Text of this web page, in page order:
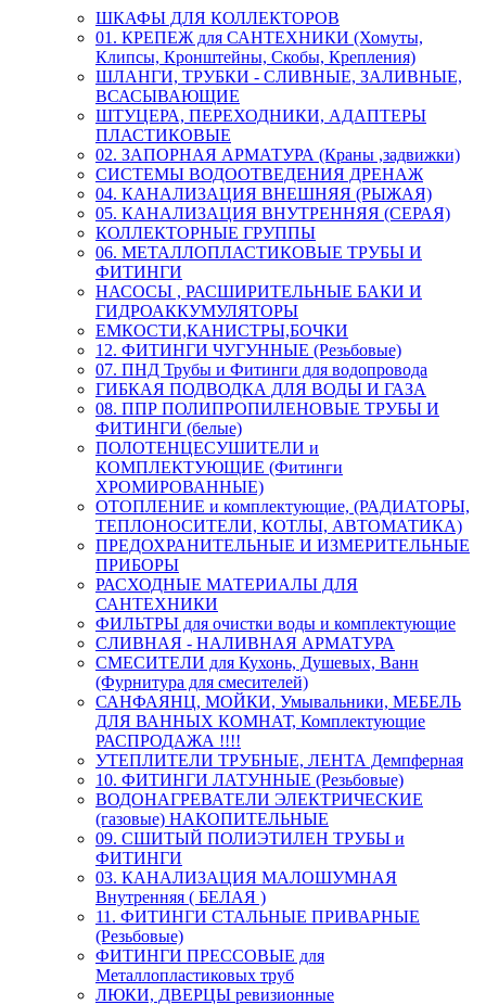
ШКАФЫ ДЛЯ КОЛЛЕКТОРОВ
01. КРЕПЕЖ для САНТЕХНИКИ (Хомуты,
Клипсы, Кронштейны, Скобы, Крепления)
ШЛАНГИ, ТРУБКИ - СЛИВНЫЕ, ЗАЛИВНЫЕ,
ВСАСЫВАЮЩИЕ
ШТУЦЕРА, ПЕРЕХОДНИКИ, АДАПТЕРЫ
ПЛАСТИКОВЫЕ
02. ЗАПОРНАЯ АРМАТУРА (Краны ,задвижки)
СИСТЕМЫ ВОДООТВЕДЕНИЯ ДРЕНАЖ
04. КАНАЛИЗАЦИЯ ВНЕШНЯЯ (РЫЖАЯ)
05. КАНАЛИЗАЦИЯ ВНУТРЕННЯЯ (СЕРАЯ)
КОЛЛЕКТОРНЫЕ ГРУППЫ
06. МЕТАЛЛОПЛАСТИКОВЫЕ ТРУБЫ И
ФИТИНГИ
НАСОСЫ , РАСШИРИТЕЛЬНЫЕ БАКИ И
ГИДРОАККУМУЛЯТОРЫ
ЕМКОСТИ,КАНИСТРЫ,БОЧКИ
12. ФИТИНГИ ЧУГУННЫЕ (Резьбовые)
07. ПНД Трубы и Фитинги для водопровода
ГИБКАЯ ПОДВОДКА ДЛЯ ВОДЫ И ГАЗА
08. ППР ПОЛИПРОПИЛЕНОВЫЕ ТРУБЫ И
ФИТИНГИ (белые)
ПОЛОТЕНЦЕСУШИТЕЛИ и
КОМПЛЕКТУЮЩИЕ (Фитинги
ХРОМИРОВАННЫЕ)
ОТОПЛЕНИЕ и комплектующие, (РАДИАТОРЫ,
ТЕПЛОНОСИТЕЛИ, КОТЛЫ, АВТОМАТИКА)
ПРЕДОХРАНИТЕЛЬНЫЕ И ИЗМЕРИТЕЛЬНЫЕ
ПРИБОРЫ
РАСХОДНЫЕ МАТЕРИАЛЫ ДЛЯ
САНТЕХНИКИ
ФИЛЬТРЫ для очистки воды и комплектующие
СЛИВНАЯ - НАЛИВНАЯ АРМАТУРА
СМЕСИТЕЛИ для Кухонь, Душевых, Ванн
(Фурнитура для смесителей)
САНФАЯНЦ, МОЙКИ, Умывальники, МЕБЕЛЬ
ДЛЯ ВАННЫХ КОМНАТ, Комплектующие
РАСПРОДАЖА !!!!
УТЕПЛИТЕЛИ ТРУБНЫЕ, ЛЕНТА Демпферная
10. ФИТИНГИ ЛАТУННЫЕ (Резьбовые)
ВОДОНАГРЕВАТЕЛИ ЭЛЕКТРИЧЕСКИЕ
(газовые) НАКОПИТЕЛЬНЫЕ
09. СШИТЫЙ ПОЛИЭТИЛЕН ТРУБЫ и
ФИТИНГИ
03. КАНАЛИЗАЦИЯ МАЛОШУМНАЯ
Внутренняя ( БЕЛАЯ )
11. ФИТИНГИ СТАЛЬНЫЕ ПРИВАРНЫЕ
(Резьбовые)
ФИТИНГИ ПРЕССОВЫЕ для
Металлопластиковых труб
ЛЮКИ, ДВЕРЦЫ ревизионные